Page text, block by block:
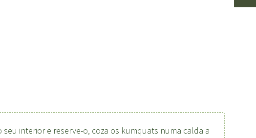
interior e reserve-o, coza os kumquats numa calda a